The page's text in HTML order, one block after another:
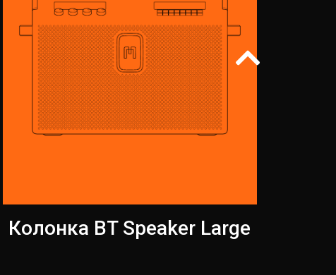
Колонка BT Speaker Large